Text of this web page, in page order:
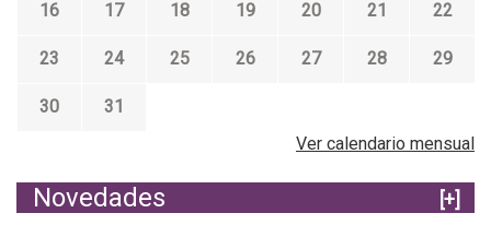
16 17 18 19 20 21 22
23 24 25 26 27 28 29
30
31
Ver calendario mensual
Novedades
[+]